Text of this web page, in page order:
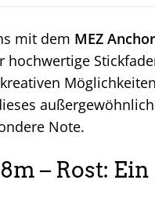
mit dem MEZ
hochwertige
Note.
– Rost: Ein